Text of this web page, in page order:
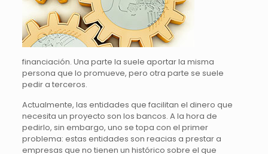
financiación. Una parte la suele aportar la misma
persona que lo promueve, pero otra parte se suele
pedir a terceros.
Actualmente, las entidades que facilitan el dinero que
necesita un proyecto son los bancos. A la hora de
pedirlo, sin embargo, uno se topa con el primer
problema: estas entidades son reacias a prestar a
empresas que no tienen un histórico sobre el que